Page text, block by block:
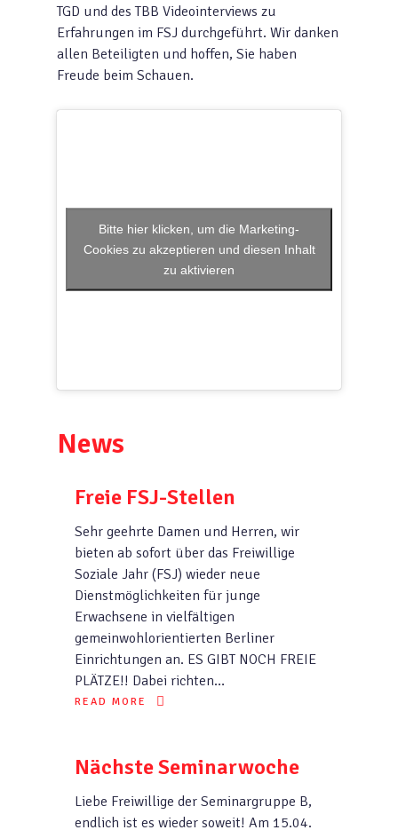
TGD und des TBB Videointerviews zu
Erfahrungen im FSJ durchgeführt. Wir danken
allen Beteiligten und hoffen, Sie haben
Freude beim Schauen.
Bitte hier klicken, um die Marketing-
Cookies zu akzeptieren und diesen Inhalt
zu aktivieren
News
Freie FSJ-Stellen
Sehr geehrte Damen und Herren, wir
bieten ab sofort über das Freiwillige
Soziale Jahr (FSJ) wieder neue
Dienstmöglichkeiten für junge
Erwachsene in vielfältigen
gemeinwohlorientierten Berliner
Einrichtungen an. ES GIBT NOCH FREIE
PLÄTZE!! Dabei richten…
READ MORE
Nächste Seminarwoche
Liebe Freiwillige der Seminargruppe B,
endlich ist es wieder soweit! Am 15.04.